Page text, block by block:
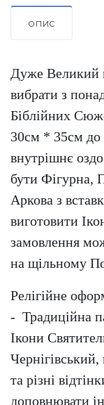
ОПИС
Дуже Великий
вибрати з
Біблійних
30см * 35см до
внутрішнє
бути Фігурна,
Аркова з
виготовити
замовлення
на щільному
Релігійне
- Традиційна
Ікони
та різні
доповнювати